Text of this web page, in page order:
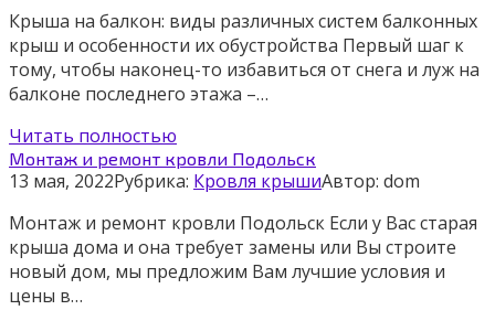
Крыша на балкон: виды различных систем балконных
крыш и особенности их обустройства Первый шаг к
тому, чтобы наконец-то избавиться от снега и луж на
балконе последнего этажа –…
Читать полностью
Монтаж и ремонт кровли Подольск
13 мая, 2022Рубрика: Кровля крышиАвтор: dom
Монтаж и ремонт кровли Подольск Если у Вас старая
крыша дома и она требует замены или Вы строите
новый дом, мы предложим Вам лучшие условия и
цены в…